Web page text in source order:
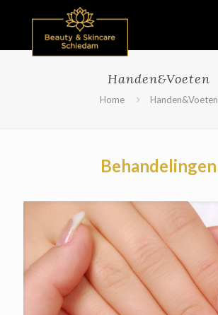
Handen&Voeten
Home Handen&Voeten
Behandelingen